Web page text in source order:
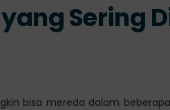
yang Sering
bisa mereda dalam